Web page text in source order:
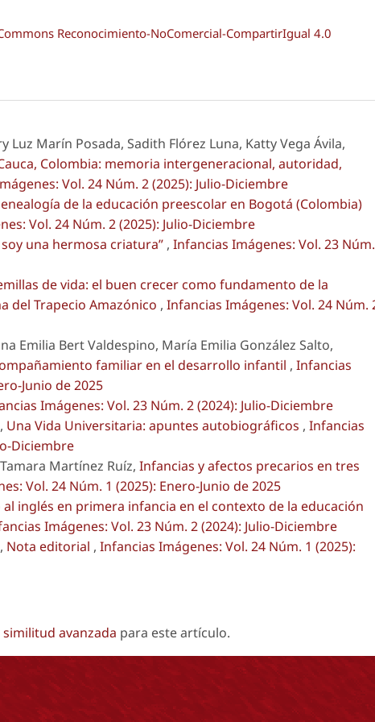
Reconocimiento-NoComercial-CompartirIgual 4.0
Luz Marín Posada, Sadith Flórez Luna, Katty Vega Ávila,
Colombia: memoria intergeneracional, autoridad,
Vol. 24 Núm. 2 (2025): Julio-Diciembre
de la educación preescolar en Bogotá (Colombia)
Vol. 24 Núm. 2 (2025): Julio-Diciembre
soy una hermosa criatura” , Infancias Imágenes: Vol. 23
de vida: el buen crecer como fundamento de la
del Trapecio Amazónico , Infancias Imágenes: Vol. 24 Núm.
Emilia Bert Valdespino, María Emilia González Salto,
familiar en el desarrollo infantil , Infancias
Junio de 2025
Imágenes: Vol. 23 Núm. 2 (2024): Julio-Diciembre
Una Vida Universitaria: apuntes autobiográficos , Infancias
Diciembre
Martínez Ruíz, Infancias y afectos precarios en tres
Vol. 24 Núm. 1 (2025): Enero-Junio de 2025
inglés en primera infancia en el contexto de la educación
Imágenes: Vol. 23 Núm. 2 (2024): Julio-Diciembre
Nota editorial , Infancias Imágenes: Vol. 24 Núm. 1 (2025):
avanzada para este artículo.